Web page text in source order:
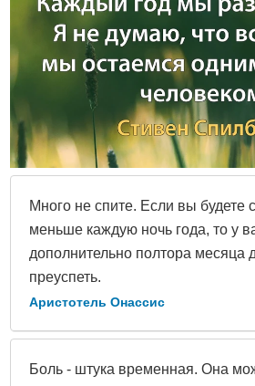
Много не спите. Если вы будете
меньше каждую ночь года, то у
дополнительно полтора месяца
преуспеть.
Аристотель Онассис
Боль - штука временная. Она